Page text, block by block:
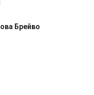
Брейво